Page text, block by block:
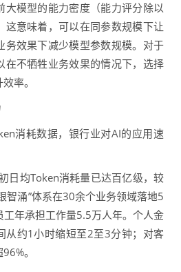
模型的能力密度（能力评分除以
这意味着，可以在同参数规模下让
务效果下减少模型参数规模。对于
在不牺牲业务效果的情况下，选择
率。
消耗数据，银行业对AI的应用速
均Token消耗量已达百亿级，较
智涌”体系在30余个业务领域落地5
年承担工作量5.5万人年。个人金
从约1小时缩短至2至3分钟；对客
。